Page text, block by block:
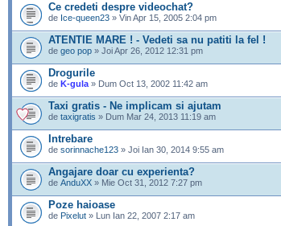
Ce credeti despre videochat?
de Ice-queen23 » Vin Apr 15, 2005 2:04 pm
ATENTIE MARE ! - Vedeti sa nu patiti la fel !
de geo pop » Joi Apr 26, 2012 12:31 pm
Drogurile
de K-gula » Dum Oct 13, 2002 11:42 am
Taxi gratis - Ne implicam si ajutam
de taxigratis » Dum Mar 24, 2013 11:19 am
Intrebare
de sorinnache123 » Joi Ian 30, 2014 9:55 am
Angajare doar cu experienta?
de AnduXX » Mie Oct 31, 2012 7:27 pm
Poze haioase
de Pixelut » Lun Ian 22, 2007 2:17 am